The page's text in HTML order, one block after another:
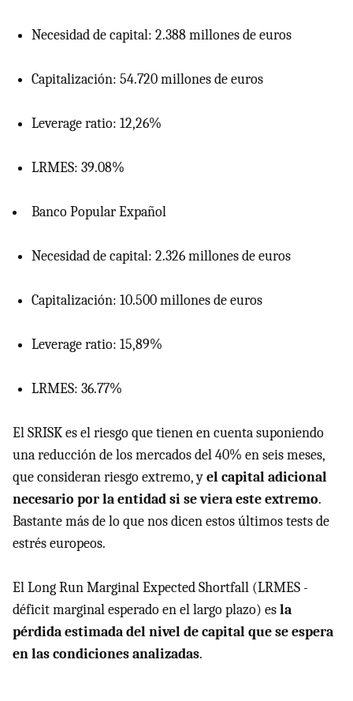
Necesidad de capital: 2.388 millones de euros
Capitalización: 54.720 millones de euros
Leverage ratio: 12,26%
LRMES: 39.08%
Banco Popular Expañol
Necesidad de capital: 2.326 millones de euros
Capitalización: 10.500 millones de euros
Leverage ratio: 15,89%
LRMES: 36.77%
El SRISK es el riesgo que tienen en cuenta suponiendo
una reducción de los mercados del 40% en seis meses,
que consideran riesgo extremo, yel capital adicional
necesario por la entidad si se viera este extremo.
Bastante más de lo que nos dicen estos últimos tests de
estrés europeos.
El Long Run Marginal Expected Shortfall (LRMES -
déficit marginal esperado en el largo plazo) esla
pérdida estimada del nivel de capital que se espera
en las condiciones analizadas.